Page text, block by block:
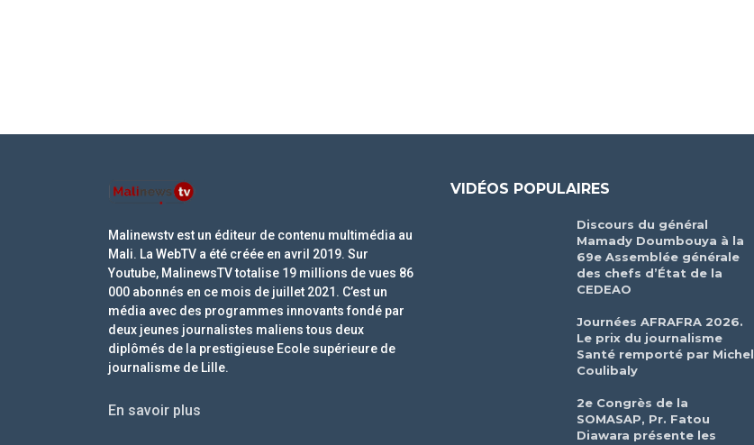
Malinewstv est un éditeur de contenu multimédia au
Mali. La WebTV a été créée en avril 2019. Sur
Youtube, MalinewsTV totalise 19 millions de vues 86
000 abonnés en ce mois de juillet 2021. C’est un
média avec des programmes innovants fondé par
deux jeunes journalistes maliens tous deux
diplômés de la prestigieuse Ecole supérieure de
journalisme de Lille.
En savoir plus
VIDÉOS POPULAIRES
Discours du général
Mamady Doumbouya à la
69e Assemblée générale
des chefs d’État de la
CEDEAO
Journées AFRAFRA 2026.
Le prix du journalisme
Santé remporté par Michel
Coulibaly
2e Congrès de la
SOMASAP, Pr. Fatou
Diawara présente les